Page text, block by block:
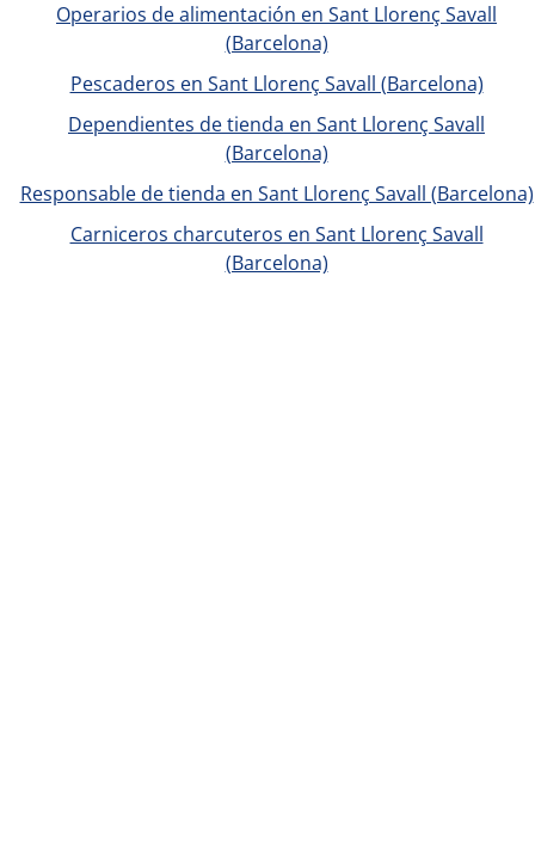
Operarios de alimentación en Sant Llorenç Savall
(Barcelona)
Pescaderos en Sant Llorenç Savall (Barcelona)
Dependientes de tienda en Sant Llorenç Savall
(Barcelona)
Responsable de tienda en Sant Llorenç Savall (Barcelona)
Carniceros charcuteros en Sant Llorenç Savall
(Barcelona)